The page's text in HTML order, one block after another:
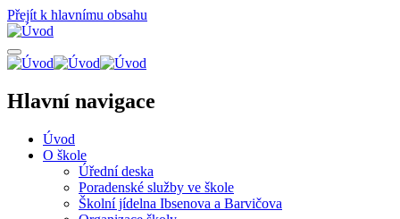
Přejít k hlavnímu obsahu
Hlavní navigace
Úvod
O škole
Úřední deska
Poradenské služby ve škole
Školní jídelna Ibsenova a Barvičova